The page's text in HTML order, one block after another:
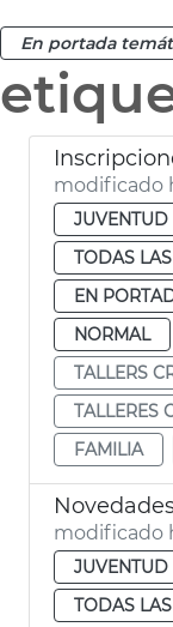
En portada
modificado
JUVENTUD
TODAS
EN
NORMAL
TALLERS
TALLERES
FAMILIA
modificado
JUVENTUD
TODAS